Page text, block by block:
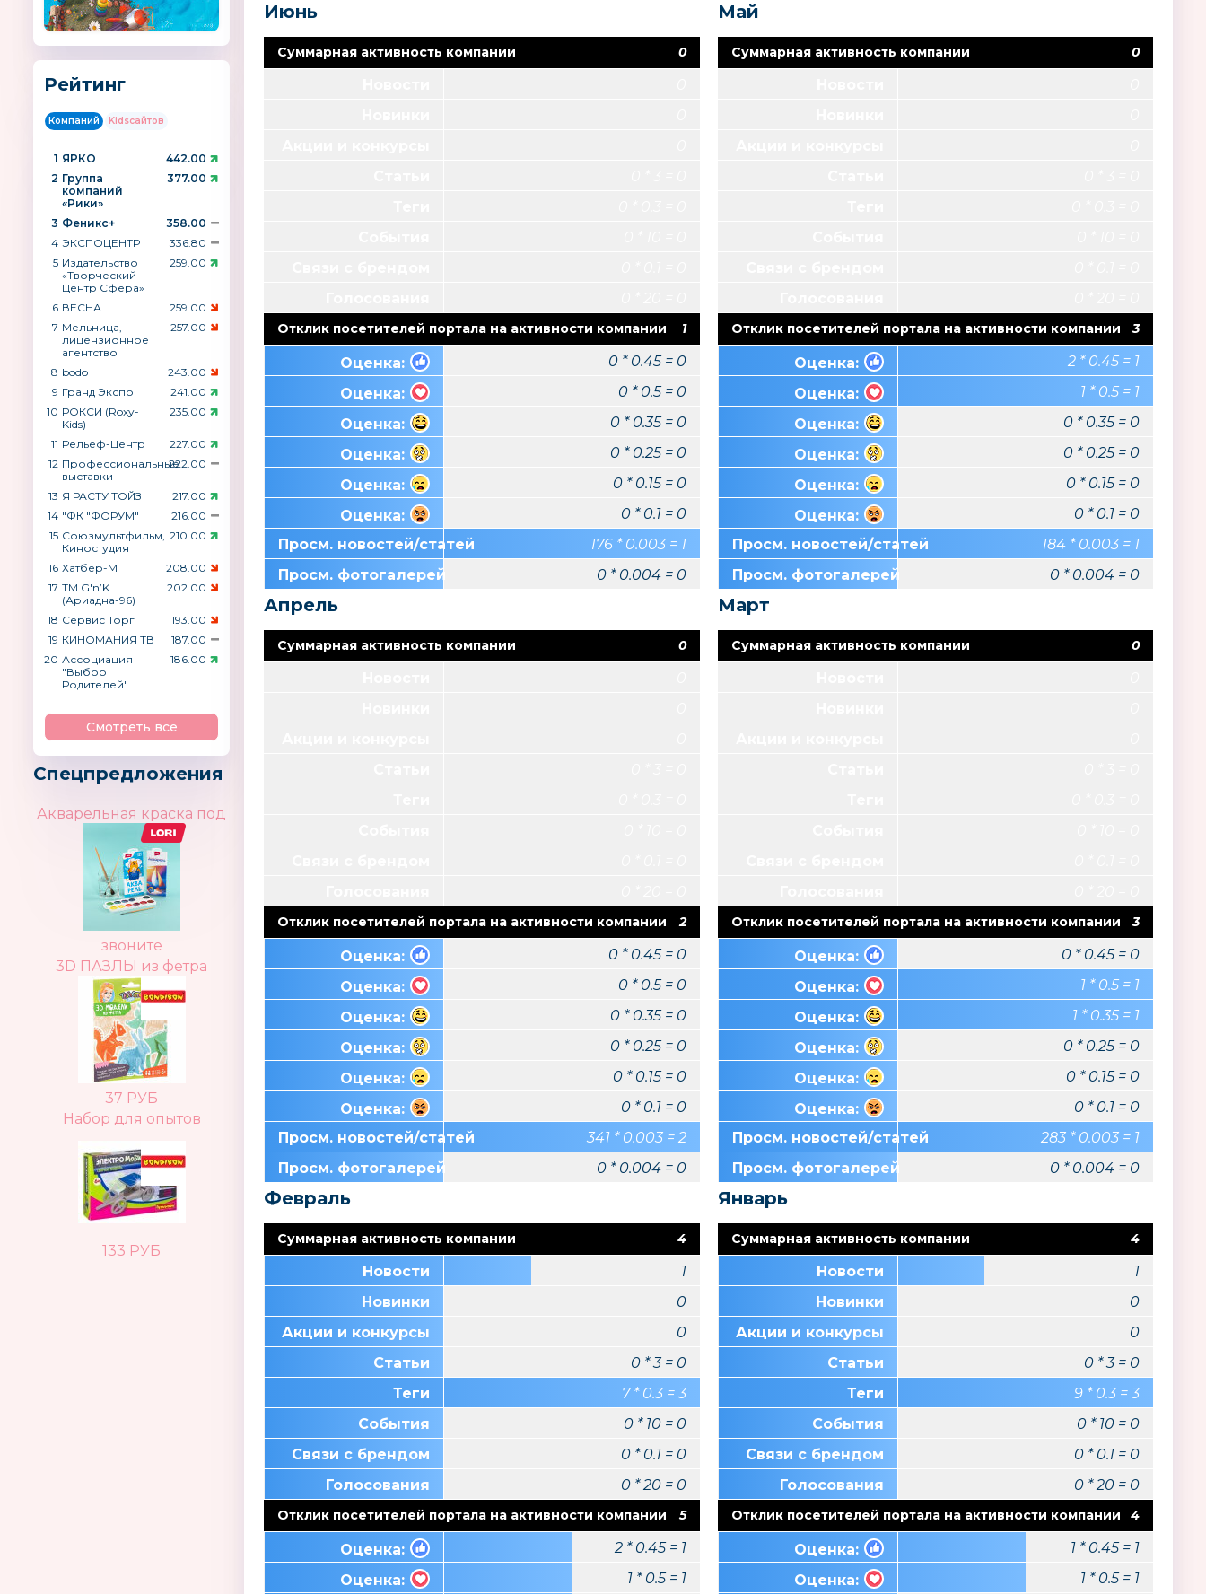
Рейтинг
Компаний Kidsсайтов
1 ЯРКО
442.00
2 Группа
компаний
«Рики»
377.00
3 Феникс+
358.00
4 ЭКСПОЦЕНТР
336.80
5 Издательство
«Творческий
Центр Сфера»
259.00
6 ВЕСНА
259.00
7 Мельница,
лицензионное
агентство
257.00
8 bodo
243.00
9 Гранд Экспо
241.00
10 РОКСИ (Roxy-
Kids)
235.00
11 Рельеф-Центр
227.00
12 Профессиональные
выставки
222.00
13 Я РАСТУ ТОЙЗ
217.00
14 "ФК "ФОРУМ"
216.00
15 Союзмультфильм,
Киностудия
210.00
16 Хатбер-М
208.00
17 ТМ G′n’K
(Ариадна-96)
202.00
18 Сервис Торг
193.00
19 КИНОМАНИЯ ТВ
187.00
20 Ассоциация
"Выбор
Родителей"
186.00
Смотреть все
Спецпредложения
Акварельная краска под
звоните
3D ПАЗЛЫ из фетра
37 РУБ
Набор для опытов
133 РУБ
Июнь
Суммарная активность компании 0
Отклик посетителей портала на активности компании 1
Оценка:
0 * 0.45 = 0
Оценка:
0 * 0.5 = 0
Оценка:
0 * 0.35 = 0
Оценка:
0 * 0.25 = 0
Оценка:
0 * 0.15 = 0
Оценка:
0 * 0.1 = 0
Просм. новостей/статей
176 * 0.003 = 1
Просм. фотогалерей
0 * 0.004 = 0
Май
Суммарная активность компании 0
Отклик посетителей портала на активности компании 3
Оценка:
2 * 0.45 = 1
Оценка:
1 * 0.5 = 1
Оценка:
0 * 0.35 = 0
Оценка:
0 * 0.25 = 0
Оценка:
0 * 0.15 = 0
Оценка:
0 * 0.1 = 0
Просм. новостей/статей
184 * 0.003 = 1
Просм. фотогалерей
0 * 0.004 = 0
Апрель
Суммарная активность компании 0
Отклик посетителей портала на активности компании 2
Оценка:
0 * 0.45 = 0
Оценка:
0 * 0.5 = 0
Оценка:
0 * 0.35 = 0
Оценка:
0 * 0.25 = 0
Оценка:
0 * 0.15 = 0
Оценка:
0 * 0.1 = 0
Просм. новостей/статей
341 * 0.003 = 2
Просм. фотогалерей
0 * 0.004 = 0
Март
Суммарная активность компании 0
Отклик посетителей портала на активности компании 3
Оценка:
0 * 0.45 = 0
Оценка:
1 * 0.5 = 1
Оценка:
1 * 0.35 = 1
Оценка:
0 * 0.25 = 0
Оценка:
0 * 0.15 = 0
Оценка:
0 * 0.1 = 0
Просм. новостей/статей
283 * 0.003 = 1
Просм. фотогалерей
0 * 0.004 = 0
Февраль
Суммарная активность компании 4
Новости
1
Новинки
0
Акции и конкурсы
0
Статьи
0 * 3 = 0
Теги
7 * 0.3 = 3
События
0 * 10 = 0
Связи с брендом
0 * 0.1 = 0
Голосования
0 * 20 = 0
Отклик посетителей портала на активности компании 5
Оценка:
2 * 0.45 = 1
Оценка:
1 * 0.5 = 1
Январь
Суммарная активность компании 4
Новости
1
Новинки
0
Акции и конкурсы
0
Статьи
0 * 3 = 0
Теги
9 * 0.3 = 3
События
0 * 10 = 0
Связи с брендом
0 * 0.1 = 0
Голосования
0 * 20 = 0
Отклик посетителей портала на активности компании 4
Оценка:
1 * 0.45 = 1
Оценка:
1 * 0.5 = 1